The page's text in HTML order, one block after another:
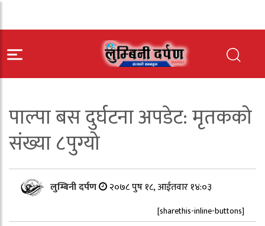
पाल्पा बस दुर्घटना अपडेट: मृतकको
संख्या ८पुग्यो
लुम्बिनी दर्पण २०७८ पुष १८, आईतवार १४:०३
[sharethis-inline-buttons]